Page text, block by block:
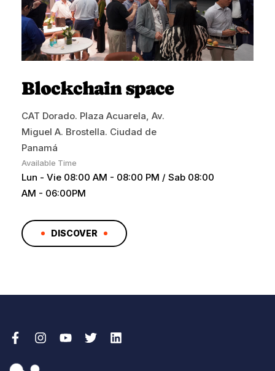
Blockchain space
CAT Dorado. Plaza Acuarela, Av.
Miguel A. Brostella. Ciudad de
Panamá
Available Time
Lun - Vie 08:00 AM - 08:00 PM / Sab 08:00
AM - 06:00PM
DISCOVER